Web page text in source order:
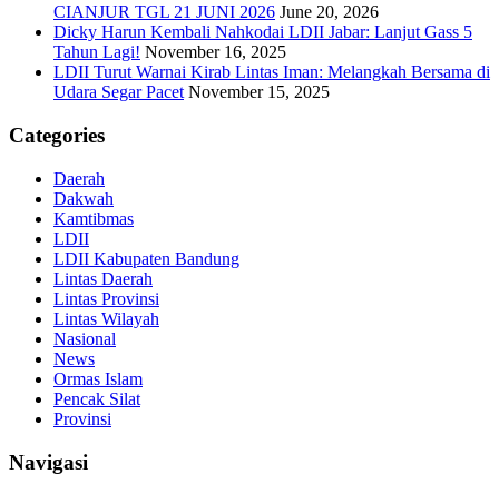
CIANJUR TGL 21 JUNI 2026 June 20, 2026
Dicky Harun Kembali Nahkodai LDII Jabar: Lanjut Gass 5
Tahun Lagi! November 16, 2025
LDII Turut Warnai Kirab Lintas Iman: Melangkah Bersama di
Udara Segar Pacet November 15, 2025
Categories
Daerah
Dakwah
Kamtibmas
LDII
LDII Kabupaten Bandung
Lintas Daerah
Lintas Provinsi
Lintas Wilayah
Nasional
News
Ormas Islam
Pencak Silat
Provinsi
Navigasi